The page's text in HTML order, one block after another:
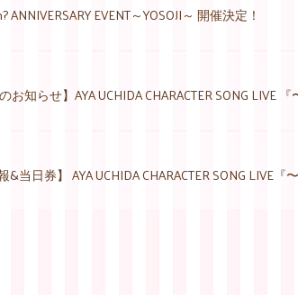
ANNIVERSARY EVENT～YOSOJI～ 開催決定！
お知らせ】AYA UCHIDA CHARACTER SONG LIVE
&当日券】 AYA UCHIDA CHARACTER SONG LIVE